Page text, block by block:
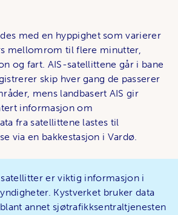
med en hyppighet som varierer
mellomrom til flere minutter,
og fart. AIS-satellittene går i bane
skip hver gang de passerer
mens landbasert AIS gir
informasjon om
fra satellittene lastes til
via en bakkestasjon i Vardø.
er viktig informasjon i
Kystverket bruker data
annet sjøtrafikksentraltjenesten